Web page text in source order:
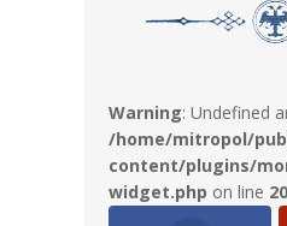
Warning: Undefined
/home/mitropol/
content/plugins/
widget.php on line 20